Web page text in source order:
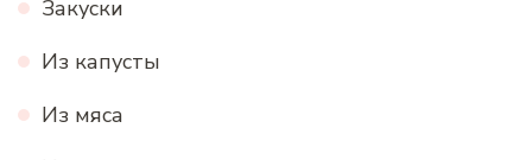
Закуски
Из капусты
Из мяса